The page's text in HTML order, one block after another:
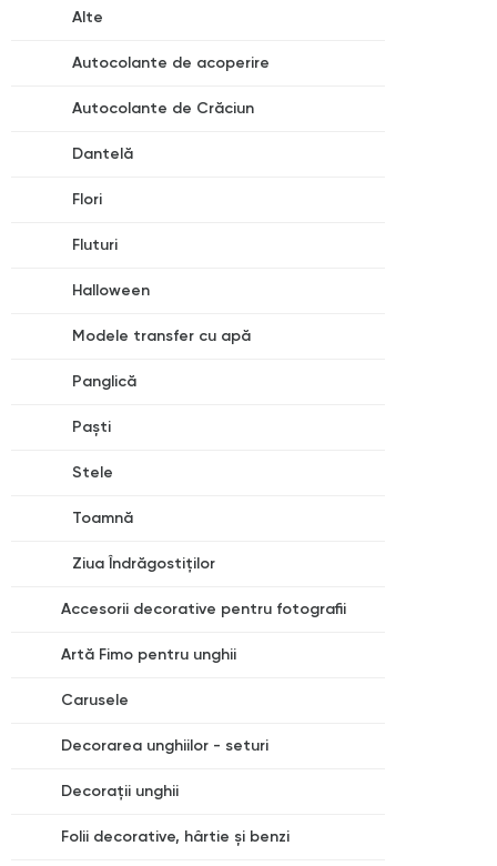
Alte
Autocolante de acoperire
Autocolante de Crăciun
Dantelă
Flori
Fluturi
Halloween
Modele transfer cu apă
Panglică
Paşti
Stele
Toamnă
Ziua Îndrăgostiților
Accesorii decorative pentru fotografii
Artă Fimo pentru unghii
Carusele
Decorarea unghiilor - seturi
Decorații unghii
Folii decorative, hârtie și benzi